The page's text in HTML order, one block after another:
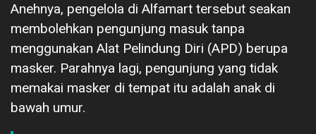
Anehnya, pengelola di Alfamart tersebut seakan
membolehkan pengunjung masuk tanpa
menggunakan Alat Pelindung Diri (APD) berupa
masker. Parahnya lagi, pengunjung yang tidak
memakai masker di tempat itu adalah anak di
bawah umur.